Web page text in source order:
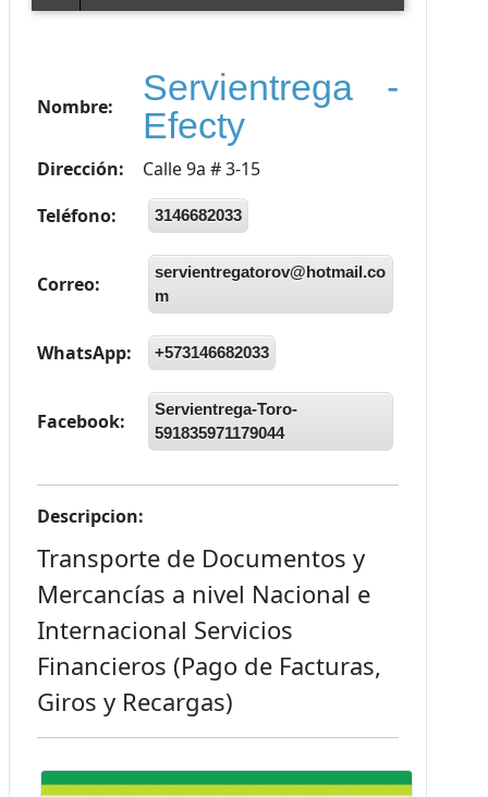
Nombre:
Servientrega -
Efecty
Dirección:
Calle 9a # 3-15
Teléfono:
3146682033
Correo:
servientregatorov@hotmail.co
m
WhatsApp: +573146682033
Facebook:
Servientrega-Toro-
591835971179044
Descripcion:
Transporte de Documentos y
Mercancías a nivel Nacional e
Internacional Servicios
Financieros (Pago de Facturas,
Giros y Recargas)